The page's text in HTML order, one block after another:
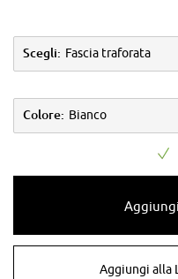
Scegli: Fascia traforata
Colore: Bianco
Aggiungi alla